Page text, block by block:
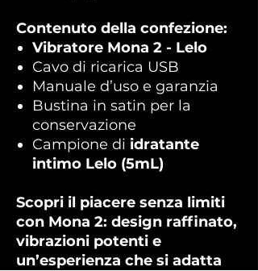
Contenuto della confezione:
Vibratore Mona 2 - Lelo
Cavo di ricarica USB
Manuale d’uso e garanzia
Bustina in satin per la
conservazione
Campione di idratante
intimo Lelo (5mL)
Scopri il piacere senza limiti
con Mona 2: design raffinato,
vibrazioni potenti e
un’esperienza che si adatta